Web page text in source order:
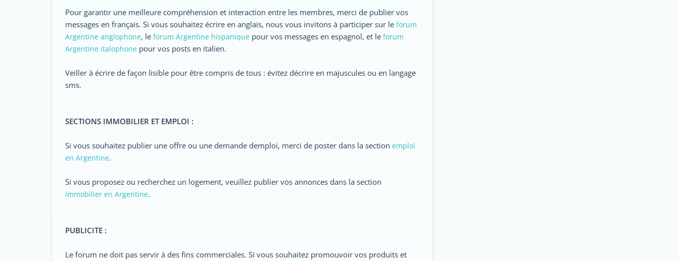
Pour garantir une meilleure compréhension et interaction entre les membres, merci de publier vos
messages en français. Si vous souhaitez écrire en anglais, nous vous invitons à participer sur le forum
Argentine anglophone, le forum Argentine hispanique pour vos messages en espagnol, et le forum
Argentine italophone pour vos posts en italien.
Veiller à écrire de façon lisible pour être compris de tous : évitez décrire en majuscules ou en langage
sms.
SECTIONS IMMOBILIER ET EMPLOI :
Si vous souhaitez publier une offre ou une demande demploi, merci de poster dans la section emploi
en Argentine.
Si vous proposez ou recherchez un logement, veuillez publier vos annonces dans la section
immobilier en Argentine.
PUBLICITE :
Le forum ne doit pas servir à des fins commerciales. Si vous souhaitez promouvoir vos produits et